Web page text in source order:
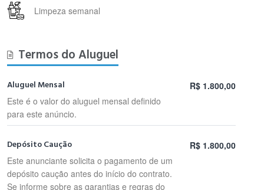
Limpeza semanal
Termos do Aluguel
Aluguel Mensal
Este é o valor do aluguel mensal definido
para este anúncio.
R$ 1.800,00
Depósito Caução
Este anunciante solicita o pagamento de um
depósito caução antes do início do contrato.
Se informe sobre as garantias e regras do
R$ 1.800,00